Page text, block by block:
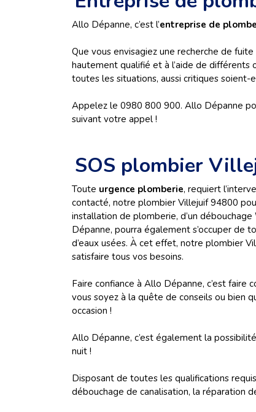
Allo Dépanne, c’est l’entreprise de
Que vous envisagiez une recherche de
hautement qualifié et à l’aide de différents
toutes les situations, aussi critiques soient-
Appelez le 0980 800 900. Allo Dépanne
suivant votre appel !
SOS plombier
Toute urgence plomberie, requiert
contacté, notre plombier Villejuif 94800
installation de plomberie, d’un
Dépanne, pourra également s’occuper de
d’eaux usées. À cet effet, notre plombier
satisfaire tous vos besoins.
Faire confiance à Allo Dépanne, c’est
vous soyez à la quête de conseils ou bien
occasion !
Allo Dépanne, c’est également la
nuit !
Disposant de toutes les qualifications
débouchage de canalisation, la réparation